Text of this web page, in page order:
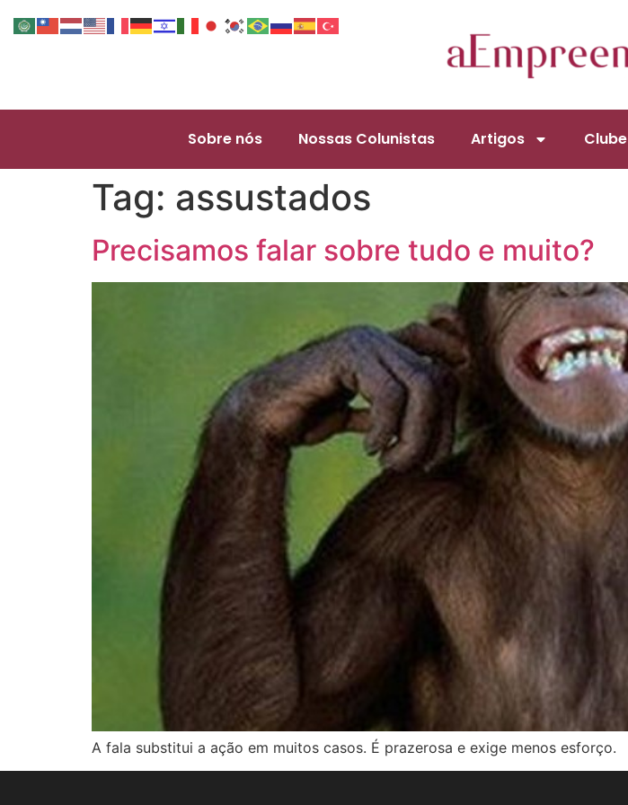
Sobre nós Nossas Colunistas Artigos Clube
Tag: assustados
Precisamos falar sobre tudo e muito?
A fala substitui a ação em muitos casos. É prazerosa e exige menos esforço.